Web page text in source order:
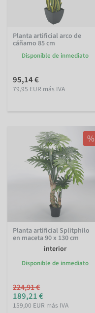
Planta artificial arco de
cáñamo 85 cm
Disponible de inmediato
95,14 €
79,95 EUR más IVA
%
Planta artificial Splitphilo
en maceta 90 x 130 cm
interior
Disponible de inmediato
224,91 €
189,21 €
159,00 EUR más IVA